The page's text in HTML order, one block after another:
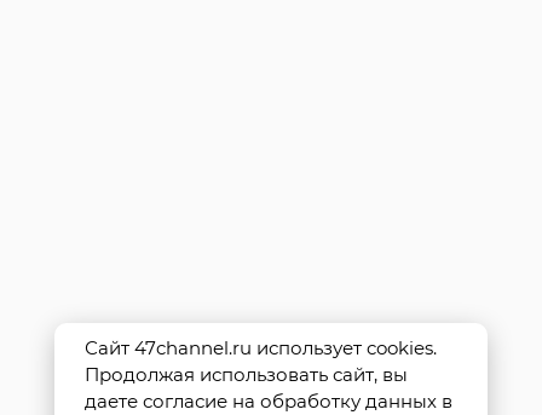
Сайт 47channel.ru использует cookies.
Продолжая использовать сайт, вы
даете согласие на обработку данных в